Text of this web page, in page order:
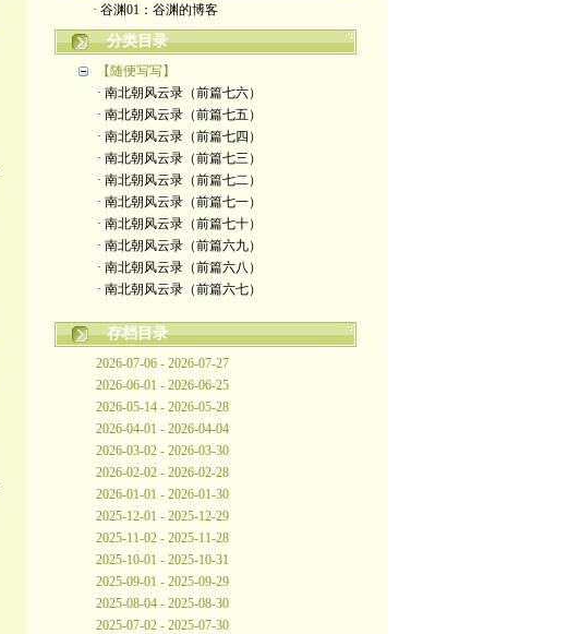
· 谷渊01：谷渊的博客
分类目录
【随便写写】
· 南北朝风云录（前篇七六）
· 南北朝风云录（前篇七五）
· 南北朝风云录（前篇七四）
· 南北朝风云录（前篇七三）
· 南北朝风云录（前篇七二）
· 南北朝风云录（前篇七一）
· 南北朝风云录（前篇七十）
· 南北朝风云录（前篇六九）
· 南北朝风云录（前篇六八）
· 南北朝风云录（前篇六七）
存档目录
2026-07-06 - 2026-07-27
2026-06-01 - 2026-06-25
2026-05-14 - 2026-05-28
2026-04-01 - 2026-04-04
2026-03-02 - 2026-03-30
2026-02-02 - 2026-02-28
2026-01-01 - 2026-01-30
2025-12-01 - 2025-12-29
2025-11-02 - 2025-11-28
2025-10-01 - 2025-10-31
2025-09-01 - 2025-09-29
2025-08-04 - 2025-08-30
2025-07-02 - 2025-07-30